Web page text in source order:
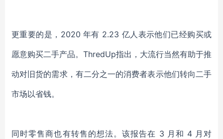
更重要的是， 2020 年有 2.23 亿人表示他们已经购买或
愿意购买二手产品。ThredUp指出，大流行当然有助于推
动对旧货的需求，有二分之一的消费者表示他们转向二手
市场以省钱。
同时零售商也有转售的想法。该报告在 3 月和 4 月对